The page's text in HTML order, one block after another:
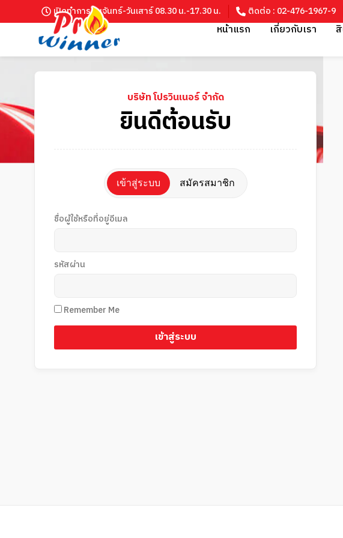
เปิดทำการ วันจันทร์-วันเสาร์ 08.30 น.-17.30 น. ติดต่อ : 02-476-1967-9
หน้าแรก เกี่ยวกับเรา
บริษัท โปรวินเนอร์ จำกัด
ยินดีต้อนรับ
เข้าสู่ระบบ สมัครสมาชิก
ชื่อผู้ใช้หรือที่อยู่อีเมล
รหัสผ่าน
Remember Me
เข้าสู่ระบบ